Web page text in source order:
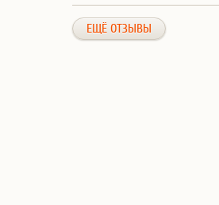
ЕЩЁ ОТЗЫВЫ